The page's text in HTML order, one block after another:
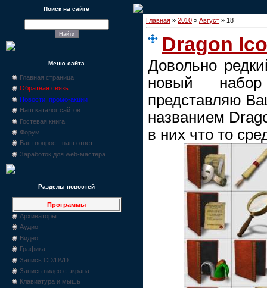
Поиск на сайте
Меню сайта
Главная страница
Обратная связь
Новости, промо-акции
Наш каталог сайтов
Гостевая книга
Форум
Ваш вопрос - наш ответ
Заработок для web-мастера
Разделы новостей
Программы
Архиваторы
Аудио
Видео
Графика
Запись CD/DVD
Запись видео с экрана
Клавиатура и мышь
Главная » 2010 » Август » 18
Dragon
Довольно
новый
представляю
названием
в них что то